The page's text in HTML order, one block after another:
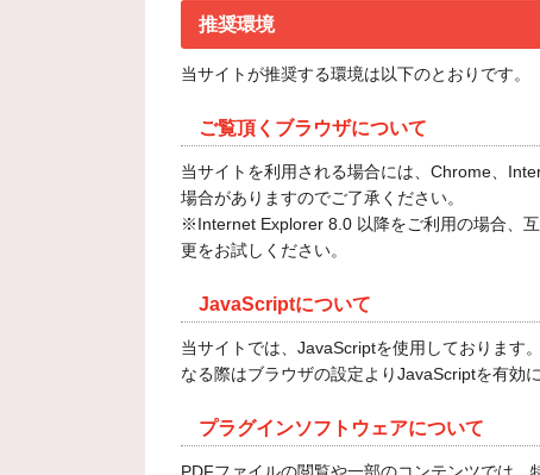
推奨環境
当サイトが推奨する環境は以下のとおりです。
ご覧頂くブラウザについて
当サイトを利用される場合には、Chrome、
場合がありますのでご了承ください。
※Internet Explorer 8.0 以降をご利用の場合、
更をお試しください。
JavaScriptについて
当サイトでは、JavaScriptを使用しております
なる際はブラウザの設定よりJavaScriptを有効
プラグインソフトウェアについて